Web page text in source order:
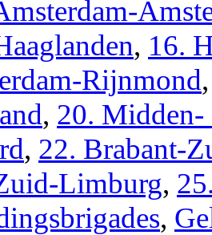
, 16.
Rijnmond
, 20. Midden-
, 22. Brabant-
Limburg,
,